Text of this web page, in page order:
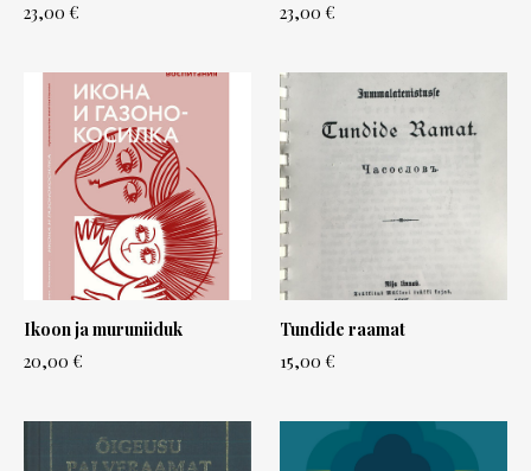
23,00 €
23,00 €
Ikoon ja muruniiduk
20,00 €
Tundide raamat
15,00 €